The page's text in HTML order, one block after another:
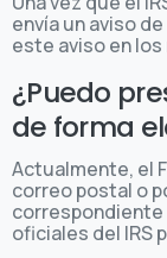
envía un aviso
este aviso en
¿Puedo
de forma
Actualmente, el
correo postal o
oficiales del IRS